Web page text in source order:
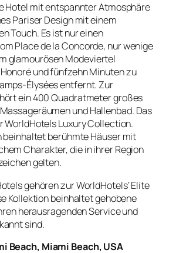
Hotel mit entspannter Atmosphäre
Pariser Design mit einem
Touch. Es ist nur einen
Place de la Concorde, nur wenige
glamourösen Modeviertel
und fünfzehn Minuten zu
Élysées entfernt. Zur
ein 400 Quadratmeter großes
und Hallenbad. Das
WorldHotels Luxury Collection.
beinhaltet berühmte Häuser mit
Charakter, die in ihrer Region
gelten.
gehören zur WorldHotels‘ Elite
Kollektion beinhaltet gehobene
herausragenden Service und
sind.
Beach, Miami Beach, USA